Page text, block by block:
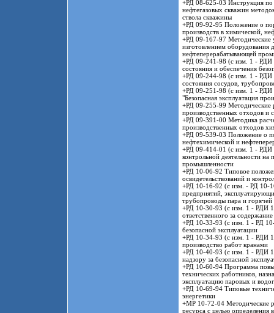
+РД 08-625-03 Инструкция по
нефтегазовых скважин
ствола скважины
+РД 09-92-95 Положение о
производств в химической,
+РД 09-167-97 Методические
изготовлением оборудования
нефтеперерабатывающей
+РД 09-241-98 (с изм. 1 - РДИ
состояния и обеспечения
+РД 09-244-98 (с изм. 1 - РДИ
состояния сосудов,
+РД 09-251-98 (с изм. 1 - РДИ
"Безопасная эксплуатация
+РД 09-255-99 Методические
производственных отходов и
+РД 09-391-00 Методика
производственных отходов
+РД 09-539-03 Положение о
нефтехимической и
+РД 09-414-01 (с изм. 1 - РДИ
контрольной деятельности
промышленности
+РД 10-06-92 Типовое
освидетельствований и
+РД 10-16-92 (с изм. - РД 10-
предприятий,
трубопроводы пара и горячей
+РД 10-30-93 (с изм. 1 - РДИ
ответственного за
+РД 10-33-93 (с изм. 1 - РД
безопасной эксплуатации
+РД 10-34-93 (с изм. 1 - РДИ
производство работ кранами
+РД 10-40-93 (с изм. 1 - РДИ
надзору за безопасной
+РД 10-60-94 Программа
технических работников,
эксплуатацию паровых и
+РД 10-69-94 Типовые
энергетики
+МР 10-72-04 Методические
ресурса с целью определения